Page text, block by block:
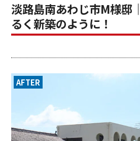
淡路島南あわじ市M様邸
るく新築のように！
AFTER